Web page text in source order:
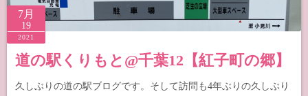
7月
19
2021
道の駅くりもと@千葉12【紅子町の郷】
久しぶりの道の駅ブログです。そして訪問も4年ぶりの久しぶり